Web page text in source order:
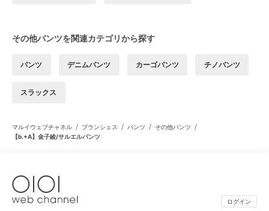
その他パンツを関連カテゴリから探す
パンツ デニムパンツ カーゴパンツ チノパンツ
スラックス
マルイウェブチャネル / ブランシェス / パンツ / その他パンツ /
【b.+A】金子綾/サルエルパンツ
ログイン